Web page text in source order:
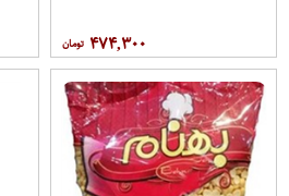
۴۷۴,۳۰۰